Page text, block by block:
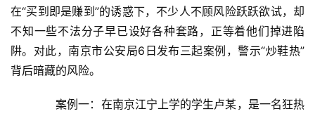
在“买到即是赚到”的诱惑下，不少人不顾风险跃跃欲试，却
不知一些不法分子早已设好各种套路，正等着他们掉进陷
阱。对此，南京市公安局6日发布三起案例，警示“炒鞋热”
背后暗藏的风险。
案例一：在南京江宁上学的学生卢某，是一名狂热